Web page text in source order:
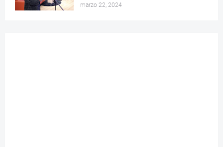
marzo 22, 2024